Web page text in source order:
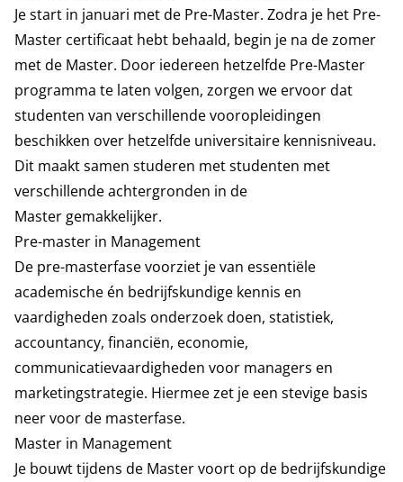
Je start in januari met de Pre-Master. Zodra je het Pre-
Master certificaat hebt behaald, begin je na de zomer
met de Master. Door iedereen hetzelfde Pre-Master
programma te laten volgen, zorgen we ervoor dat
studenten van verschillende vooropleidingen
beschikken over hetzelfde universitaire kennisniveau.
Dit maakt samen studeren met studenten met
verschillende achtergronden in de
Master gemakkelijker.
Pre-master in Management
De pre-masterfase voorziet je van essentiële
academische én bedrijfskundige kennis en
vaardigheden zoals onderzoek doen, statistiek,
accountancy, financiën, economie,
communicatievaardigheden voor managers en
marketingstrategie. Hiermee zet je een stevige basis
neer voor de masterfase.
Master in Management
Je bouwt tijdens de Master voort op de bedrijfskundige